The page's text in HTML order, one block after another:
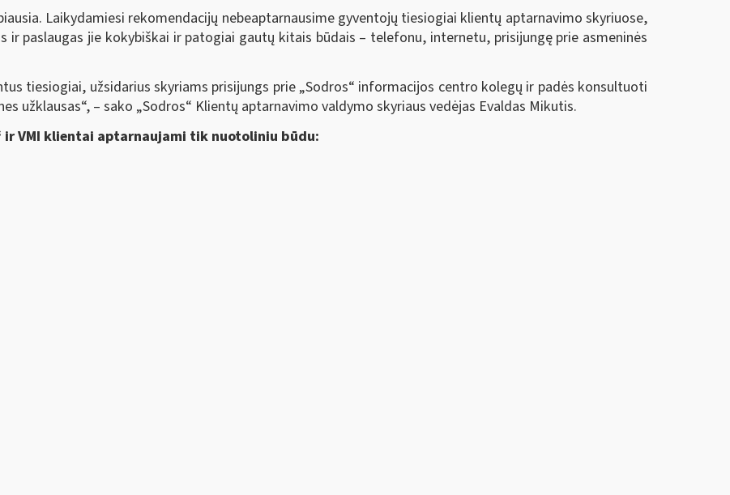
Laikydamiesi rekomendacijų nebeaptarnausime gyventojų tiesiogiai klientų aptarnavimo skyriuose,
ir paslaugas jie kokybiškai ir patogiai gautų kitais būdais – telefonu, internetu, prisijungę prie asmeninės
tiesiogiai, užsidarius skyriams prisijungs prie „Sodros“ informacijos centro kolegų ir padės konsultuoti
užklausas“, – sako „Sodros“ Klientų aptarnavimo valdymo skyriaus vedėjas Evaldas Mikutis.
ir VMI klientai aptarnaujami tik nuotoliniu būdu: